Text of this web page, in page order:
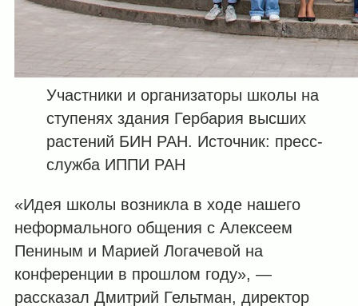
Участники и организаторы школы на
ступенях здания Гербария высших
растений БИН РАН. Источник: пресс-
служба ИППИ РАН
«Идея школы возникла в ходе нашего
неформального общения с Алексеем
Пениным и Марией Логачевой на
конференции в прошлом году», —
рассказал Дмитрий Гельтман, директор